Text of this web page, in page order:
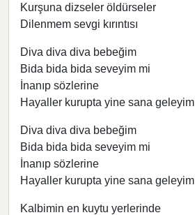
Kurşuna dizseler öldürseler
Dilenmem sevgi kırıntısı
Diva diva diva bebeğim
Bida bida bida seveyim mi
İnanıp sözlerine
Hayaller kurupta yine sana geleyim
Diva diva diva bebeğim
Bida bida bida seveyim mi
İnanıp sözlerine
Hayaller kurupta yine sana geleyim
Kalbimin en kuytu yerlerinde